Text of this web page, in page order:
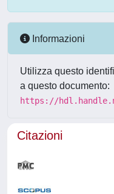
Informazioni
Utilizza questo
a questo documento:
https://
Citazioni